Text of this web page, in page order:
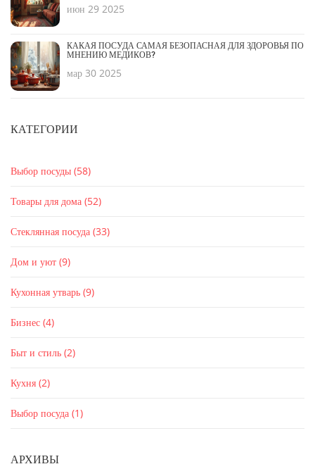
июн 29 2025
КАКАЯ ПОСУДА САМАЯ БЕЗОПАСНАЯ ДЛЯ ЗДОРОВЬЯ ПО
МНЕНИЮ МЕДИКОВ?
мар 30 2025
КАТЕГОРИИ
Выбор посуды (58)
Товары для дома (52)
Стеклянная посуда (33)
Дом и уют (9)
Кухонная утварь (9)
Бизнес (4)
Быт и стиль (2)
Кухня (2)
Выбор посуда (1)
АРХИВЫ